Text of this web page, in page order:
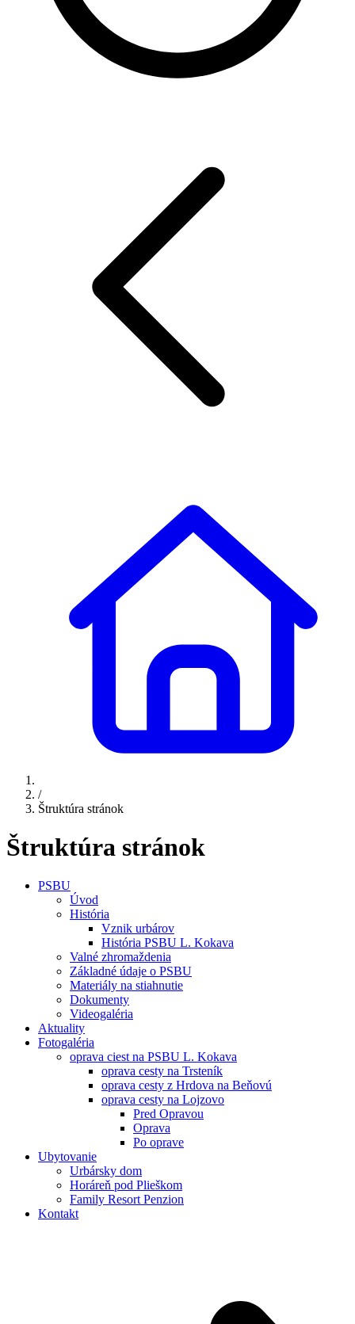
/
Štruktúra stránok
Štruktúra stránok
PSBU
Úvod
História
Vznik urbárov
História PSBU L. Kokava
Valné zhromaždenia
Základné údaje o PSBU
Materiály na stiahnutie
Dokumenty
Videogaléria
Aktuality
Fotogaléria
oprava ciest na PSBU L. Kokava
oprava cesty na Trsteník
oprava cesty z Hrdova na Beňovú
oprava cesty na Lojzovo
Pred Opravou
Oprava
Po oprave
Ubytovanie
Urbársky dom
Horáreň pod Plieškom
Family Resort Penzion
Kontakt